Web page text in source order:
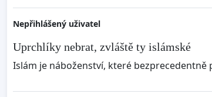
Nepřihlášený uživatel
Uprchlíky nebrat, zvláště ty islámské
Islám je náboženství, které bezprecedentně